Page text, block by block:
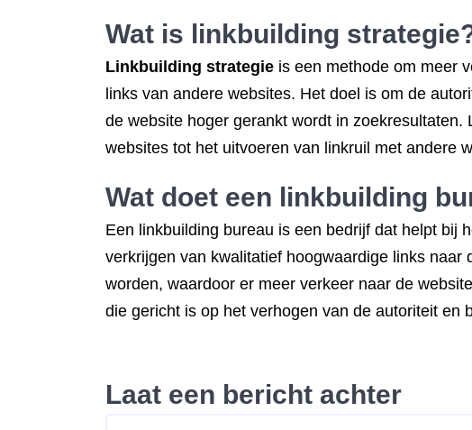
Wat is linkbuilding
Linkbuilding strategie is een methode om meer
links van andere websites. Het doel is om de
de website hoger gerankt wordt in
websites tot het uitvoeren van linkruil met andere
Wat doet een linkbuilding
Een linkbuilding bureau is een bedrijf dat helpt bij
verkrijgen van kwalitatief hoogwaardige links
worden, waardoor er meer verkeer naar de
die gericht is op het verhogen van de autoriteit en
Laat een bericht achter